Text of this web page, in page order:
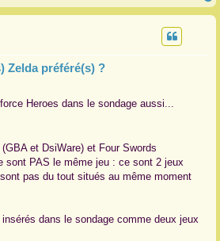
a
u
Zelda préféré(s) ?
Heroes dans le sondage aussi...
et DsiWare) et Four Swords
sont PAS le même jeu : ce sont 2 jeux
pas du tout situés au même moment
dans le sondage comme deux jeux